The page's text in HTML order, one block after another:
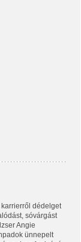
dédelget
sóvárgást
Angie
ünnepelt